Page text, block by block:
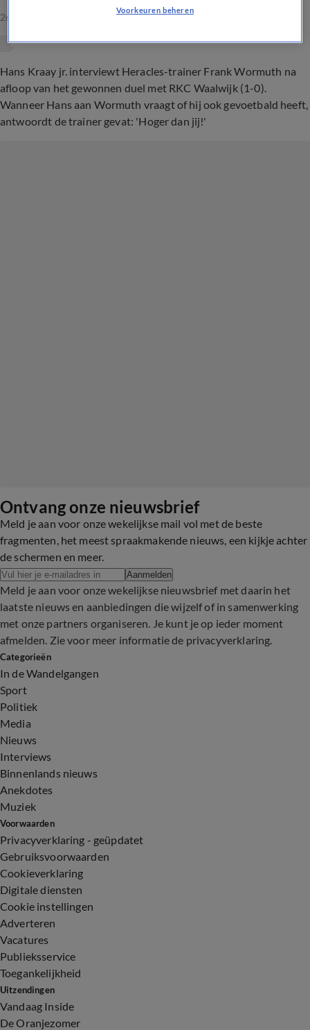
26 sep 2021, 20:06
Hans Kraay jr. interviewt Heracles-trainer Frank Wormuth na
afloop van het gewonnen duel met RKC Waalwijk (1-0).
Wanneer Hans aan Wormuth vraagt of hij ook gevoetbald heeft,
antwoordt de trainer gevat: 'Hoger dan jij!'
Ontvang onze nieuwsbrief
Meld je aan voor onze wekelijkse mail vol met de beste
fragmenten, het meest spraakmakende nieuws, een kijkje achter
de schermen en meer.
Aanmelden
Meld je aan voor onze wekelijkse nieuwsbrief met daarin het
laatste nieuws en aanbiedingen die wijzelf of in samenwerking
met onze partners organiseren. Je kunt je op ieder moment
afmelden. Zie voor meer informatie de privacyverklaring.
Categorieën
In de Wandelgangen
Sport
Politiek
Media
Nieuws
Interviews
Binnenlands nieuws
Anekdotes
Muziek
Voorwaarden
Privacyverklaring - geüpdatet
Gebruiksvoorwaarden
Cookieverklaring
Digitale diensten
Cookie instellingen
Adverteren
Vacatures
Publieksservice
Toegankelijkheid
Uitzendingen
Vandaag Inside
De Oranjezomer
Voorkeuren beheren